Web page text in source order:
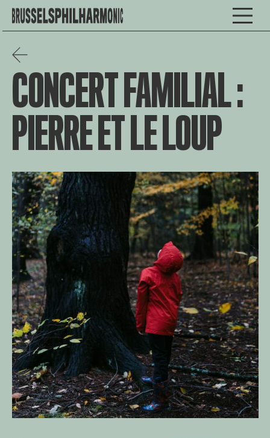
CONCERT FAMILIAL :
PIERRE ET LE LOUP